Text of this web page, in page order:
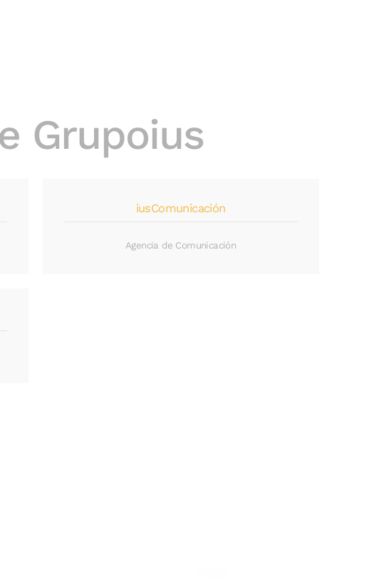
Grupoius
iusComunicación
Agencia de Comunicación